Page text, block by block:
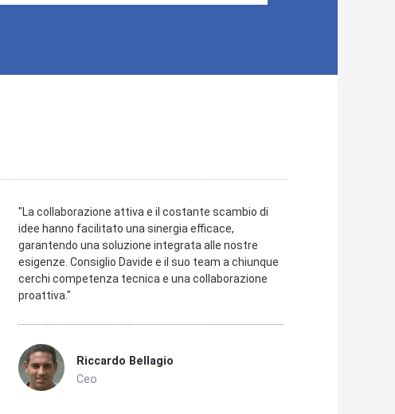
"La collaborazione attiva e il costante scambio di
idee hanno facilitato una sinergia efficace,
garantendo una soluzione integrata alle nostre
esigenze. Consiglio Davide e il suo team a chiunque
cerchi competenza tecnica e una collaborazione
proattiva."
Riccardo Bellagio
Ceo